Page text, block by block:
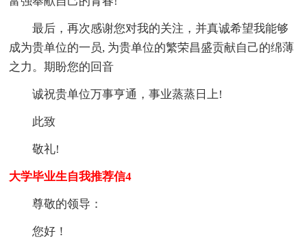
最后，再次感谢您对我的关注，并真诚希望我能够
成为贵单位的一员, 为贵单位的繁荣昌盛贡献自己的绵薄
之力。期盼您的回音
诚祝贵单位万事亨通，事业蒸蒸日上!
此致
敬礼!
大学毕业生自我推荐信4
尊敬的领导：
您好！